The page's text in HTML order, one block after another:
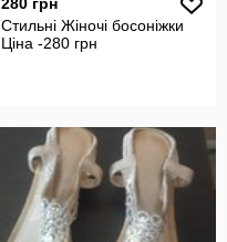
Стильні Жіночі босоніжки
Ціна -280 грн